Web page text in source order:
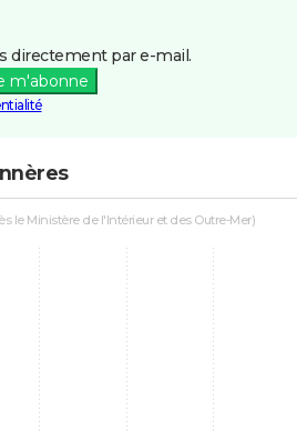
directement par e-mail.
m'abonne
le Ministère de l'Intérieur et des Outre-Mer)